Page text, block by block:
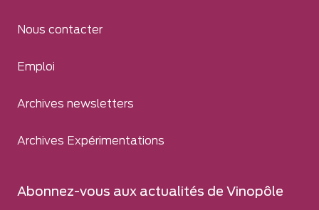
Nous contacter
Emploi
Archives newsletters
Archives Expérimentations
Abonnez-vous aux actualités de Vinopôle